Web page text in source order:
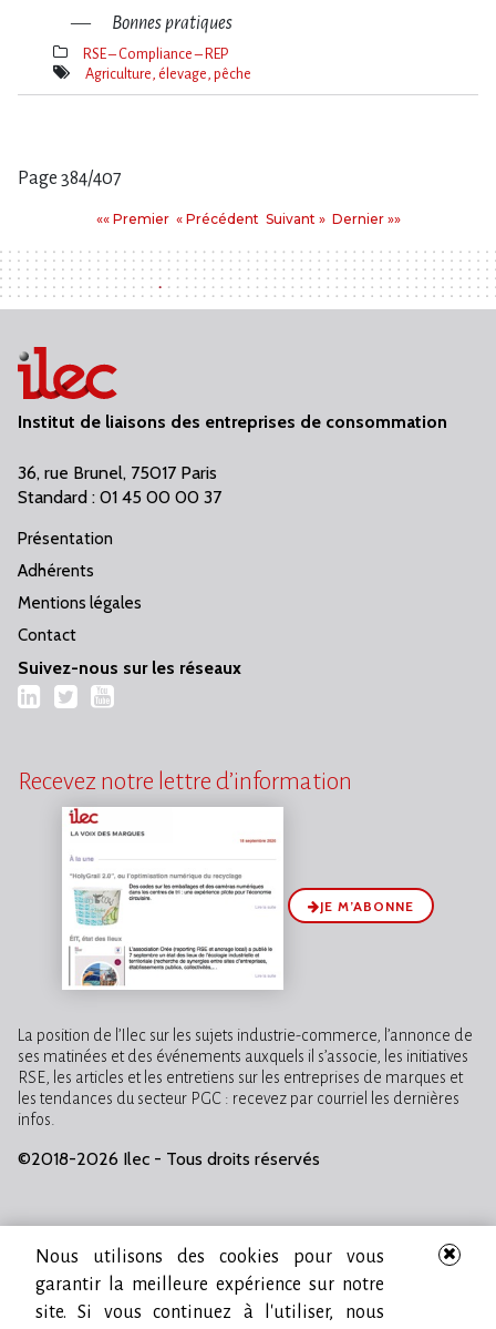
Bonnes pratiques
Thèmes(s)
RSE – Compliance – REP
Mot(s)-
Agriculture, élevage, pêche
Page 384/407
«« PremierPremier
« PrécédentPrécédent
Suivant
Suivant » Dernier
Dernier »»
Institut de liaisons des entreprises de consommation
36, rue Brunel, 75017 Paris
Standard : 01 45 00 00 37
Présentation
Adhérents
Mentions légales
Contact
Suivez-nous sur les réseaux
LinkedIn
TwitterYouTube
Recevez notre lettre d’information
JE M’ABONNE
La position de l’Ilec sur les sujets industrie-commerce, l’annonce de
ses matinées et des événements auxquels il s’associe, les initiatives
RSE, les articles et les entretiens sur les entreprises de marques et
les tendances du secteur PGC : recevez par courriel les dernières
infos.
©2018-2026 Ilec - Tous droits réservés
Nous utilisons des cookies pour vous
garantir la meilleure expérience sur notre
site. Si vous continuez à l'utiliser, nous